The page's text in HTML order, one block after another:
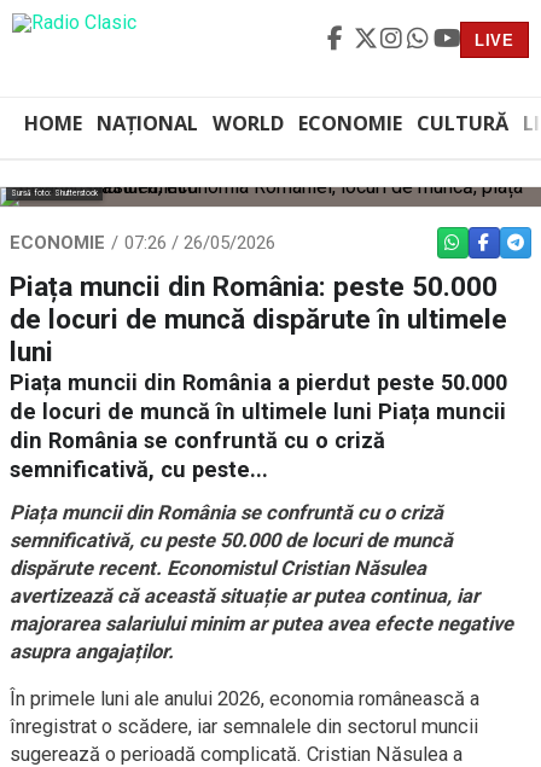
LIVE
HOME NAȚIONAL WORLD ECONOMIE CULTURĂ
Sursă foto: Shutterstock
ECONOMIE 07:26 / 26/05/2026 WHATSAPP
Piața muncii din România: peste 50.000
de locuri de muncă dispărute în ultimele
luni
Piața muncii din România a pierdut peste 50.000
de locuri de muncă în ultimele luni Piața muncii
din România se confruntă cu o criză
semnificativă, cu peste...
Piața muncii din România se confruntă cu o criză
semnificativă, cu peste 50.000 de locuri de muncă
dispărute recent. Economistul Cristian Năsulea
avertizează că această situație ar putea continua, iar
majorarea salariului minim ar putea avea efecte negative
asupra angajaților.
În primele luni ale anului 2026, economia românească a
înregistrat o scădere, iar semnalele din sectorul muncii
sugerează o perioadă complicată. Cristian Năsulea a